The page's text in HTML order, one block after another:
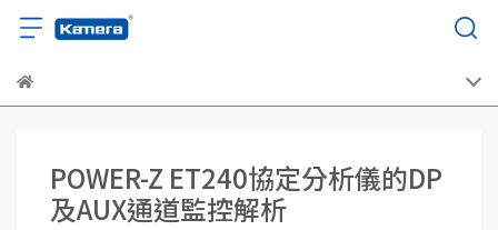
POWER-Z ET240協定分析儀的DP
及AUX通道監控解析